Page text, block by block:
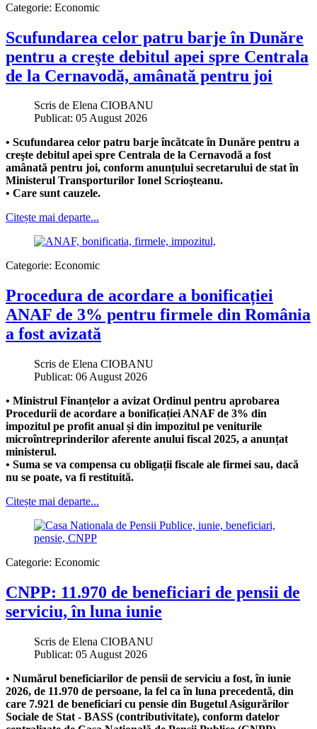
Categorie: Economic
Scufundarea celor patru barje în Dunăre
pentru a creşte debitul apei spre Centrala
de la Cernavodă, amânată pentru joi
Scris de Elena CIOBANU
Publicat: 05 August 2026
• Scufundarea celor patru barje încătcate în Dunăre pentru a
creşte debitul apei spre Centrala de la Cernavodă a fost
amânată pentru joi, conform anunțului secretarului de stat în
Ministerul Transporturilor Ionel Scrioşteanu.
• Care sunt cauzele.
Citește mai departe...
Categorie: Economic
Procedura de acordare a bonificației
ANAF de 3% pentru firmele din România
a fost avizată
Scris de Elena CIOBANU
Publicat: 06 August 2026
• Ministrul Finanțelor a avizat Ordinul pentru aprobarea
Procedurii de acordare a bonificației ANAF de 3% din
impozitul pe profit anual și din impozitul pe veniturile
microîntreprinderilor aferente anului fiscal 2025, a anunțat
ministerul.
• Suma se va compensa cu obligații fiscale ale firmei sau, dacă
nu se poate, va fi restituită.
Citește mai departe...
Categorie: Economic
CNPP: 11.970 de beneficiari de pensii de
serviciu, în luna iunie
Scris de Elena CIOBANU
Publicat: 05 August 2026
• Numărul beneficiarilor de pensii de serviciu a fost, în iunie
2026, de 11.970 de persoane, la fel ca în luna precedentă, din
care 7.921 de beneficiari cu pensie din Bugetul Asigurărilor
Sociale de Stat - BASS (contributivitate), conform datelor